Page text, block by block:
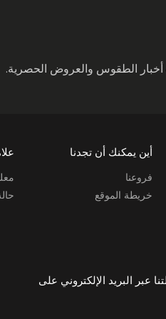
الطقوس والعروض الحصرية.
أين يمكنك أن تجدنا
فروعنا
خريطة الموقع
عبر البريد الإلكتروني على